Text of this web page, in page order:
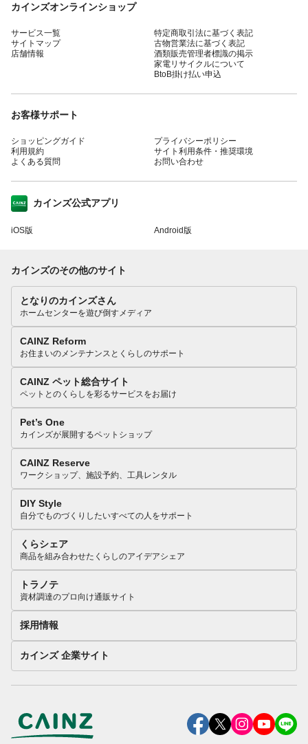
カインズオンラインショップ
サービス一覧
サイトマップ
店舗情報
特定商取引法に基づく表記
古物営業法に基づく表記
酒類販売管理者標識の掲示
家電リサイクルについて
BtoB掛け払い申込
お客様サポート
ショッピングガイド
利用規約
よくある質問
プライバシーポリシー
サイト利用条件・推奨環境
お問い合わせ
カインズ公式アプリ
iOS版 Android版
カインズのその他のサイト
となりのカインズさん
ホームセンターを遊び倒すメディア
CAINZ Reform
お住まいのメンテナンスとくらしのサポート
CAINZ ペット総合サイト
ペットとのくらしを彩るサービスをお届け
Pet’s One
カインズが展開するペットショップ
CAINZ Reserve
ワークショップ、施設予約、工具レンタル
DIY Style
自分でものづくりしたいすべての人をサポート
くらシェア
商品を組み合わせたくらしのアイデアシェア
トラノテ
資材調達のプロ向け通販サイト
採用情報
カインズ 企業サイト